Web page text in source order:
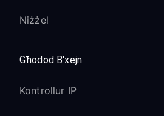
Niżżel
Għodod B'xejn
Kontrollur IP